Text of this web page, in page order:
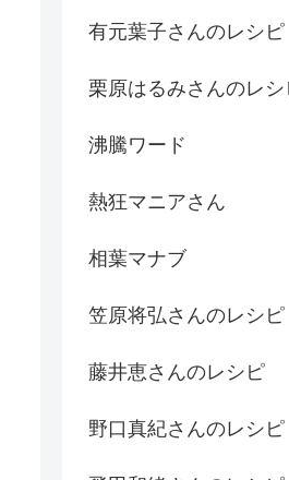
有元葉子さんのレシピ
栗原はるみさんのレシ
沸騰ワード
熱狂マニアさん
相葉マナブ
笠原将弘さんのレシピ
藤井恵さんのレシピ
野口真紀さんのレシピ